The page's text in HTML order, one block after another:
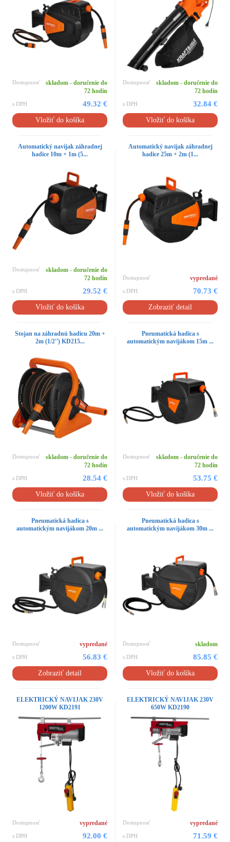
Dostupnosť
skladom - doručenie do
72 hodín
s DPH 49.32 €
Vložiť do košíka
Dostupnosť
skladom - doručenie do
72 hodín
s DPH 32.84 €
Vložiť do košíka
Automatický navijak záhradnej
hadice 10m + 1m (5...
Dostupnosť
skladom - doručenie do
72 hodín
s DPH 29.52 €
Vložiť do košíka
Automatický navijak záhradnej
hadice 25m + 2m (1...
Dostupnosť vypredané
s DPH 70.73 €
Zobraziť detail
Stojan na záhradnú hadicu 20m +
2m (1/2'') KD215...
Dostupnosť
skladom - doručenie do
72 hodín
s DPH 28.54 €
Vložiť do košíka
Pneumatická hadica s
automatickým navijákom 15m ...
Dostupnosť
skladom - doručenie do
72 hodín
s DPH 53.75 €
Vložiť do košíka
Pneumatická hadica s
automatickým navijákom 20m ...
Dostupnosť vypredané
s DPH 56.83 €
Zobraziť detail
Pneumatická hadica s
automatickým navijákom 30m ...
Dostupnosť skladom
s DPH 85.85 €
Vložiť do košíka
ELEKTRICKÝ NAVIJAK 230V
1200W KD2191
Dostupnosť vypredané
s DPH 92.00 €
ELEKTRICKÝ NAVIJAK 230V
650W KD2190
Dostupnosť vypredané
s DPH 71.59 €